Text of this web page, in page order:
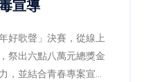
宣導
好歌聲」決賽，從線上
祭出六點八萬元總獎金
，並結合青春專案宣